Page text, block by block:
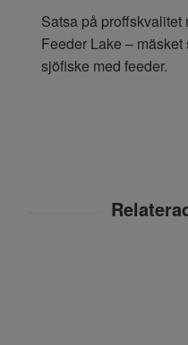
Satsa på
Feeder Lake –
sjöfiske med feeder.